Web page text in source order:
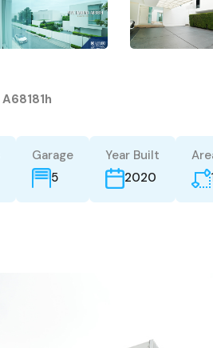
A68181h
Garage
5
Year Built
2020